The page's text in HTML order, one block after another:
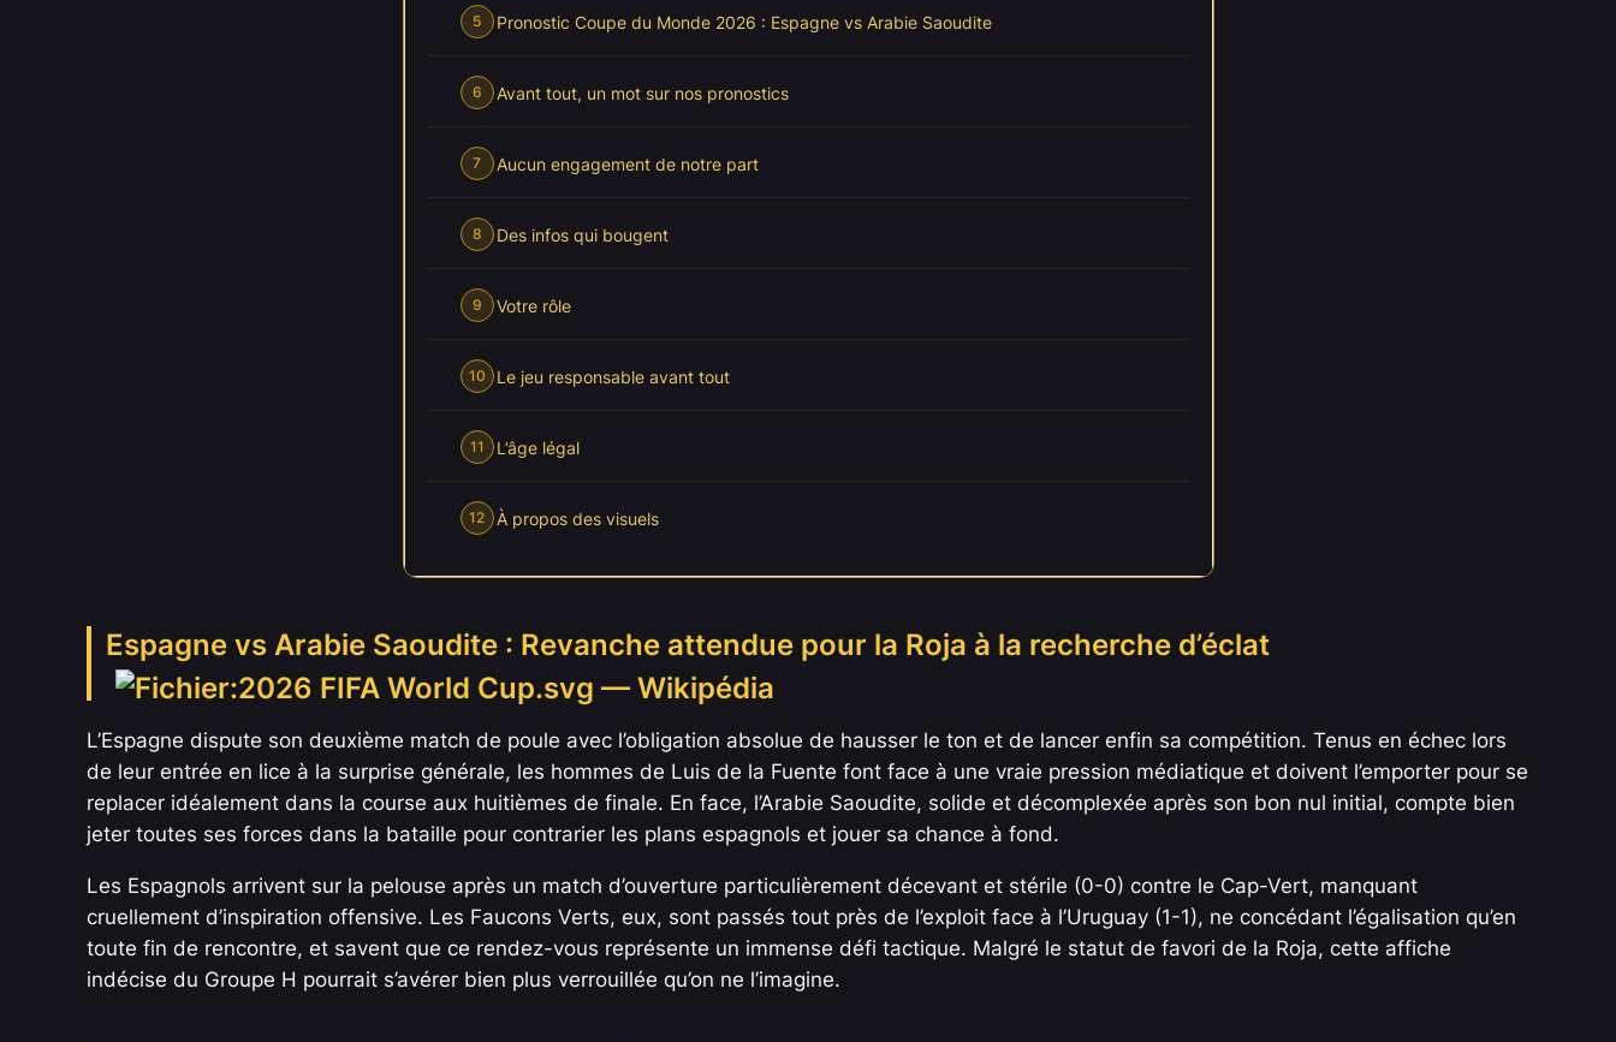
5 Pronostic Coupe du Monde 2026 : Espagne vs Arabie Saoudite
6 Avant tout, un mot sur nos pronostics
7 Aucun engagement de notre part
8 Des infos qui bougent
9 Votre rôle
10 Le jeu responsable avant tout
11 L’âge légal
12 À propos des visuels
Espagne vs Arabie Saoudite : Revanche attendue pour la Roja à la recherche d’éclat
L’Espagne dispute son deuxième match de poule avec l’obligation absolue de hausser le ton et de lancer enfin sa compétition. Tenus en échec lors
de leur entrée en lice à la surprise générale, les hommes de Luis de la Fuente font face à une vraie pression médiatique et doivent l’emporter pour se
replacer idéalement dans la course aux huitièmes de finale. En face, l’Arabie Saoudite, solide et décomplexée après son bon nul initial, compte bien
jeter toutes ses forces dans la bataille pour contrarier les plans espagnols et jouer sa chance à fond.
Les Espagnols arrivent sur la pelouse après un match d’ouverture particulièrement décevant et stérile (0-0) contre le Cap-Vert, manquant
cruellement d’inspiration offensive. Les Faucons Verts, eux, sont passés tout près de l’exploit face à l’Uruguay (1-1), ne concédant l’égalisation qu’en
toute fin de rencontre, et savent que ce rendez-vous représente un immense défi tactique. Malgré le statut de favori de la Roja, cette affiche
indécise du Groupe H pourrait s’avérer bien plus verrouillée qu’on ne l’imagine.